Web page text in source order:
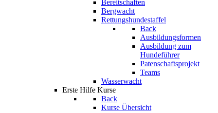
Bereitschaften
Bergwacht
Rettungshundestaffel
Back
Ausbildungsformen
Ausbildung zum
Hundeführer
Patenschaftsprojekt
Teams
Wasserwacht
Erste Hilfe Kurse
Back
Kurse Übersicht